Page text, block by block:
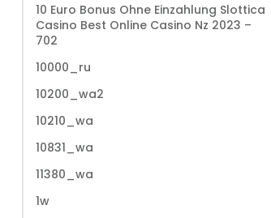
10 Euro Bonus Ohne Einzahlung Slottica
Casino Best Online Casino Nz 2023 –
702
10000_ru
10200_wa2
10210_wa
10831_wa
11380_wa
1w